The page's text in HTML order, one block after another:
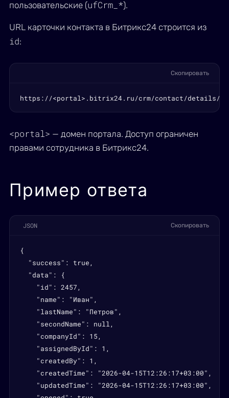
пользовательские (ufCrm_*).
URL карточки контакта в Битрикс24 строится из
id:
Скопировать
https://<portal>.bitrix24.ru/crm/contact/details/
<portal> — домен портала. Доступ ограничен
правами сотрудника в Битрикс24.
Пример ответа
JSON Скопировать
{
  "success": true,
  "data": {
    "id": 2457,
    "name": "Иван",
    "lastName": "Петров",
    "secondName": null,
    "companyId": 15,
    "assignedById": 1,
    "createdBy": 1,
    "createdTime": "2026-04-15T12:26:17+03:00",
    "updatedTime": "2026-04-15T12:26:17+03:00",